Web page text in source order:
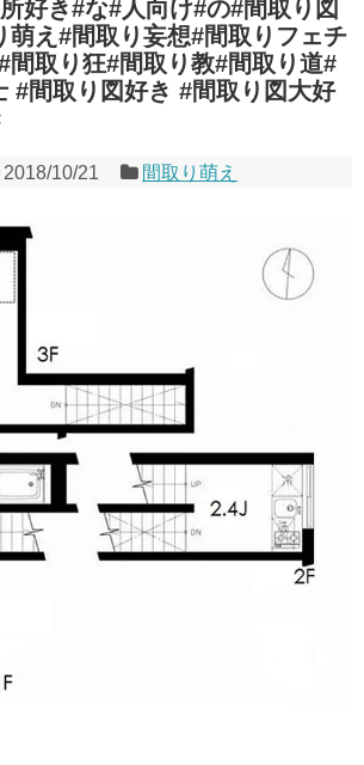
好き#な#人向け#の#間取り図
萌え#間取り妄想#間取りフェチ
間取り狂#間取り教#間取り道#
#間取り図好き #間取り図大好
2018/10/21 間取り萌え